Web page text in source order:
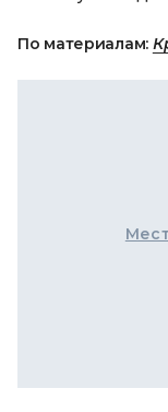
По материалам: